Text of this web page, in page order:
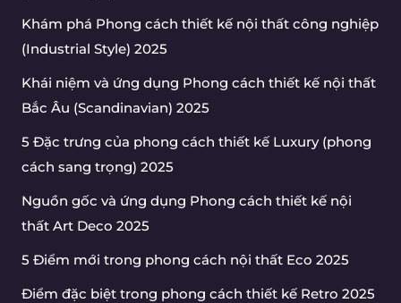
Khám phá Phong cách thiết kế nội thất công nghiệp
(Industrial Style) 2025
Khái niệm và ứng dụng Phong cách thiết kế nội thất
Bắc Âu (Scandinavian) 2025
5 Đặc trưng của phong cách thiết kế Luxury (phong
cách sang trọng) 2025
Nguồn gốc và ứng dụng Phong cách thiết kế nội
thất Art Deco 2025
5 Điểm mới trong phong cách nội thất Eco 2025
Điểm đặc biệt trong phong cách thiết kế Retro 2025